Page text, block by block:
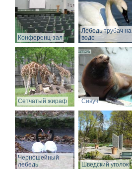
Конференц-зал
Лебедь трубач на
воде
Сетчатый жираф Сивуч
Черношейный
лебедь
Шведский уголок